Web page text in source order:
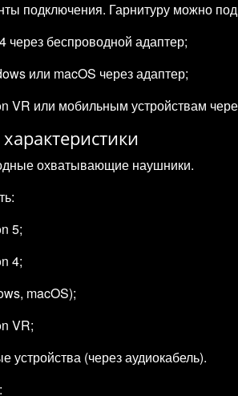
подключения. Гарнитуру можно
через беспроводной адаптер;
или macOS через адаптер;
VR или мобильным устройствам
охватывающие наушники.
5;
4;
macOS);
VR;
устройства (через аудиокабель).